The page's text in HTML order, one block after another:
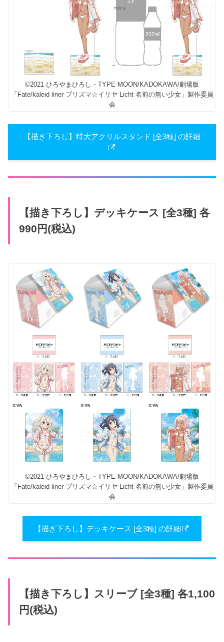
©2021 ひろやまひろし・TYPE-MOON/KADOKAWA/劇場版
「Fate/kaleid liner プリズマ☆イリヤ Licht 名前の無い少女」製作委員
会
【描き下ろし】特大アクリルスタンド [全3種] の詳細
【描き下ろし】デッキケース [全3種] 各
990円(税込)
©2021 ひろやまひろし・TYPE-MOON/KADOKAWA/劇場版
「Fate/kaleid liner プリズマ☆イリヤ Licht 名前の無い少女」製作委員
会
【描き下ろし】デッキケース [全3種] の詳細
【描き下ろし】スリーブ [全3種] 各1,100
円(税込)